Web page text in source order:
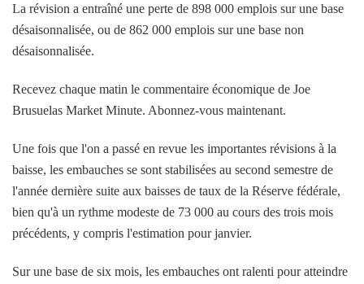
La révision a entraîné une perte de 898 000 emplois sur une base
désaisonnalisée, ou de 862 000 emplois sur une base non
désaisonnalisée.
Recevez chaque matin le commentaire économique de Joe
Brusuelas Market Minute. Abonnez-vous maintenant.
Une fois que l'on a passé en revue les importantes révisions à la
baisse, les embauches se sont stabilisées au second semestre de
l'année dernière suite aux baisses de taux de la Réserve fédérale,
bien qu'à un rythme modeste de 73 000 au cours des trois mois
précédents, y compris l'estimation pour janvier.
Sur une base de six mois, les embauches ont ralenti pour atteindre